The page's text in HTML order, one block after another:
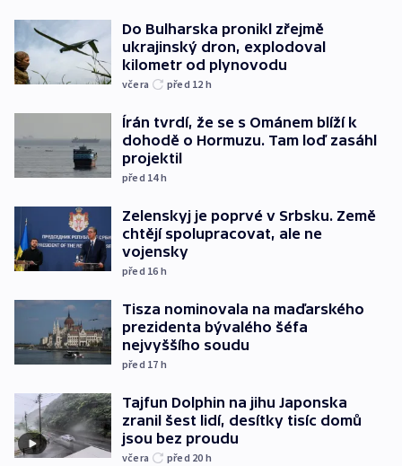
Do Bulharska pronikl zřejmě
ukrajinský dron, explodoval
kilometr od plynovodu
včera před 12 h
Írán tvrdí, že se s Ománem blíží k
dohodě o Hormuzu. Tam loď zasáhl
projektil
před 14h
Zelenskyj je poprvé v Srbsku. Země
chtějí spolupracovat, ale ne
vojensky
před 16 h
Tisza nominovala na maďarského
prezidenta bývalého šéfa
nejvyššího soudu
před 17 h
Tajfun Dolphin na jihu Japonska
zranil šest lidí, desítky tisíc domů
jsou bez proudu
včera před 20 h